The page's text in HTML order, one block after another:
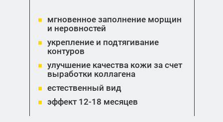
мгновенное заполнение морщин
и неровностей
укрепление и подтягивание
контуров
улучшение качества кожи за счет
выработки коллагена
естественный вид
эффект 12-18 месяцев